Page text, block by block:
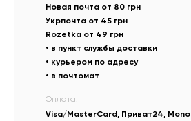
Новая почта от 80 грн
Укрпочта от 45 грн
Rozetka от 49 грн
• в пункт службы доставки
• курьером по адресу
• в почтомат
Оплата:
Visa/MasterCard, Приват24, Mono